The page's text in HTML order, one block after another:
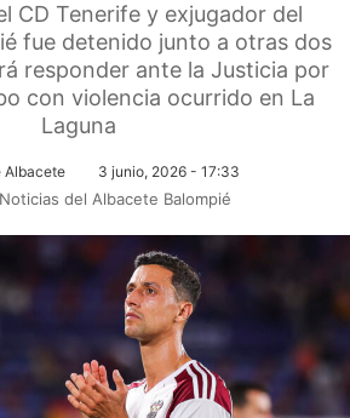
CD Tenerife y exjugador del
fue detenido junto a otras dos
responder ante la Justicia por
con violencia ocurrido en La
Laguna
Albacete 3 junio, 2026 - 17:33
Noticias del Albacete Balompié